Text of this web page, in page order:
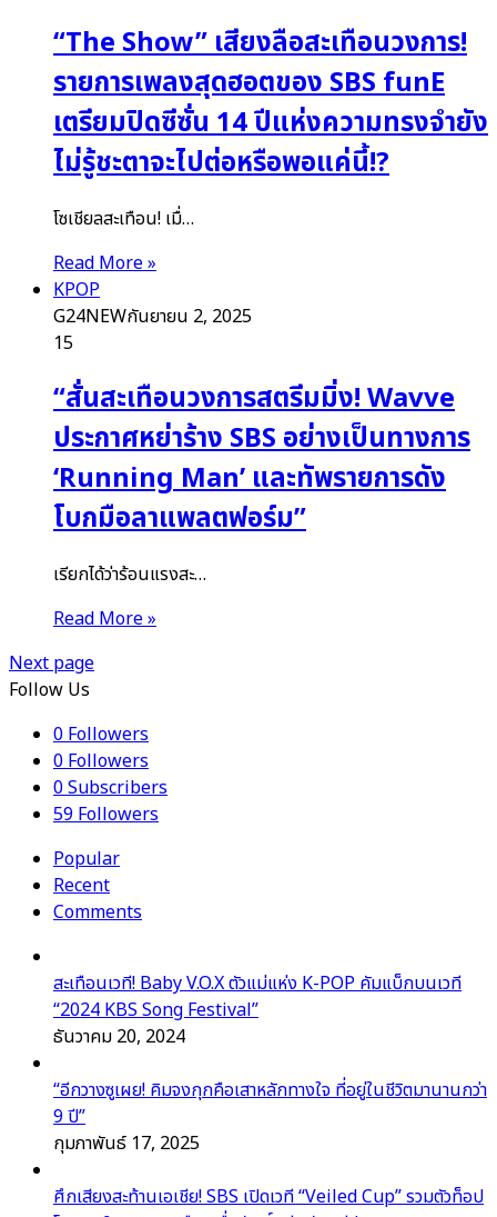
“The Show” เสียงลือสะเทือนวงการ!
รายการเพลงสุดฮอตของ SBS funE
เตรียมปิดซีซั่น 14 ปีแห่งความทรงจำยัง
ไม่รู้ชะตาจะไปต่อหรือพอแค่นี้!?
โซเชียลสะเทือน! เมื่…
Read More »
KPOP
G24NEWกันยายน 2, 2025
15
“สั่นสะเทือนวงการสตรีมมิ่ง! Wavve
ประกาศหย่าร้าง SBS อย่างเป็นทางการ
‘Running Man’ และทัพรายการดัง
โบกมือลาแพลตฟอร์ม”
เรียกได้ว่าร้อนแรงสะ…
Read More »
Next page
Follow Us
0Followers
0Followers
0Subscribers
59Followers
Popular
Recent
Comments
สะเทือนเวที! Baby V.O.X ตัวแม่แห่ง K-POP คัมแบ็กบนเวที
“2024 KBS Song Festival”
ธันวาคม 20, 2024
“อีกวางซูเผย! คิมจงกุกคือเสาหลักทางใจ ที่อยู่ในชีวิตมานานกว่า
9 ปี”
กุมภาพันธ์ 17, 2025
ศึกเสียงสะท้านเอเชีย! SBS เปิดเวที “Veiled Cup” รวมตัวท็อป